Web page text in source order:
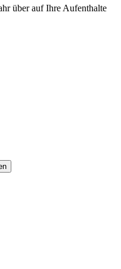
über auf Ihre Aufenthalte